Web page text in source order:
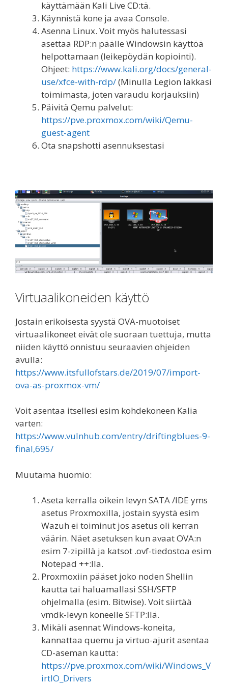
käyttämään Kali Live CD:tä.
Käynnistä kone ja avaa Console.
Asenna Linux. Voit myös halutessasi
asettaa RDP:n päälle Windowsin käyttöä
helpottamaan (leikepöydän kopiointi).
Ohjeet: https://www.kali.org/docs/general-
use/xfce-with-rdp/(Minulla Legion lakkasi
toimimasta, joten varaudu korjauksiin)
Päivitä Qemu palvelut:
https://pve.proxmox.com/wiki/Qemu-
guest-agent
Ota snapshotti asennuksestasi
Virtuaalikoneiden käyttö
Jostain erikoisesta syystä OVA-muotoiset
virtuaalikoneet eivät ole suoraan tuettuja, mutta
niiden käyttö onnistuu seuraavien ohjeiden
avulla:
https://www.itsfullofstars.de/2019/07/import-
ova-as-proxmox-vm/
Voit asentaa itsellesi esim kohdekoneen Kalia
varten:
https://www.vulnhub.com/entry/driftingblues-9-
final,695/
Muutama huomio:
Aseta kerralla oikein levyn SATA /IDE yms
asetus Proxmoxilla, jostain syystä esim
Wazuh ei toiminut jos asetus oli kerran
väärin. Näet asetuksen kun avaat OVA:n
esim 7-zipillä ja katsot .ovf-tiedostoa esim
Notepad ++:lla.
Proxmoxiin pääset joko noden Shellin
kautta tai haluamallasi SSH/SFTP
ohjelmalla (esim. Bitwise). Voit siirtää
vmdk-levyn koneelle SFTP:llä.
Mikäli asennat Windows-koneita,
kannattaa quemu ja virtuo-ajurit asentaa
CD-aseman kautta:
https://pve.proxmox.com/wiki/Windows_V
irtIO_Drivers